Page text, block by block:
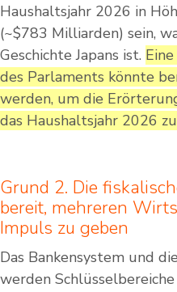
Haushaltsjahr 2026 in
(~$783 Milliarden) sein,
Geschichte Japans ist.
des Parlaments könnte
werden, um die
das Haushaltsjahr 2026
Grund 2. Die
bereit, mehreren
Impuls zu geben
Das Bankensystem und
werden